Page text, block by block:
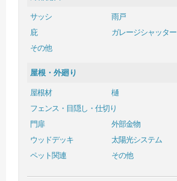
サッシ
雨戸
庇
ガレージシャッター
その他
屋根・外廻り
屋根材
樋
フェンス・目隠し・仕切り
門扉
外部金物
ウッドデッキ
太陽光システム
ペット関連
その他